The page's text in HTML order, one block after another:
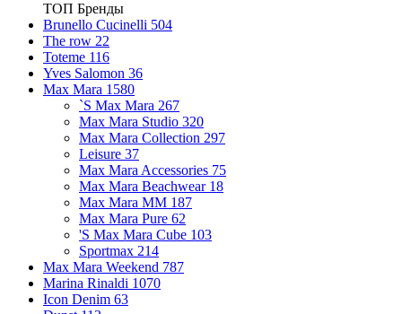
ТОП Бренды
Brunello Cucinelli 504
The row 22
Toteme 116
Yves Salomon 36
Max Mara 1580
`S Max Mara 267
Max Mara Studio 320
Max Mara Collection 297
Leisure 37
Max Mara Accessories 75
Max Mara Beachwear 18
Max Mara MM 187
Max Mara Pure 62
'S Max Mara Cube 103
Sportmax 214
Max Mara Weekend 787
Marina Rinaldi 1070
Icon Denim 63